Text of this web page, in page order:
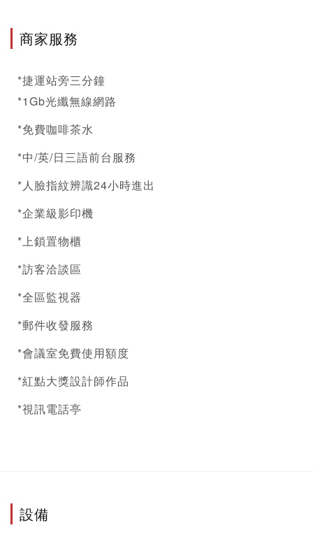
商家服務
*捷運站旁三分鐘
*1Gb光纖無線網路
*免費咖啡茶水
*中/英/日三語前台服務
*人臉指紋辨識24小時進出
*企業級影印機
*上鎖置物櫃
*訪客洽談區
*全區監視器
*郵件收發服務
*會議室免費使用額度
*紅點大獎設計師作品
*視訊​電話亭
設備